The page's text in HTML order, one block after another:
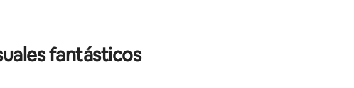
fantásticos